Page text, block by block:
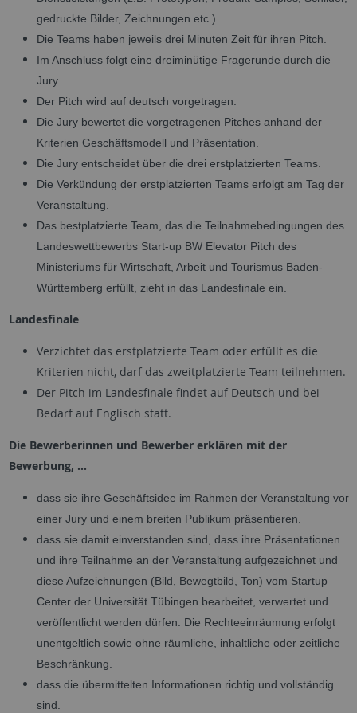
gedruckte Bilder, Zeichnungen etc.).
Die Teams haben jeweils drei Minuten Zeit für ihren Pitch.
Im Anschluss folgt eine dreiminütige Fragerunde durch die
Jury.
Der Pitch wird auf deutsch vorgetragen.
Die Jury bewertet die vorgetragenen Pitches anhand der
Kriterien Geschäftsmodell und Präsentation.
Die Jury entscheidet über die drei erstplatzierten Teams.
Die Verkündung der erstplatzierten Teams erfolgt am Tag der
Veranstaltung.
Das bestplatzierte Team, das die Teilnahmebedingungen des
Landeswettbewerbs Start-up BW Elevator Pitch des
Ministeriums für Wirtschaft, Arbeit und Tourismus Baden-
Württemberg erfüllt, zieht in das Landesfinale ein.
Landesfinale
Verzichtet das erstplatzierte Team oder erfüllt es die
Kriterien nicht, darf das zweitplatzierte Team teilnehmen.
Der Pitch im Landesfinale findet auf Deutsch und bei
Bedarf auf Englisch statt.
Die Bewerberinnen und Bewerber erklären mit der
Bewerbung, ...
dass sie ihre Geschäftsidee im Rahmen der Veranstaltung vor
einer Jury und einem breiten Publikum präsentieren.
dass sie damit einverstanden sind, dass ihre Präsentationen
und ihre Teilnahme an der Veranstaltung aufgezeichnet und
diese Aufzeichnungen (Bild, Bewegtbild, Ton) vom Startup
Center der Universität Tübingen bearbeitet, verwertet und
veröffentlicht werden dürfen. Die Rechteeinräumung erfolgt
unentgeltlich sowie ohne räumliche, inhaltliche oder zeitliche
Beschränkung.
dass die übermittelten Informationen richtig und vollständig
sind.